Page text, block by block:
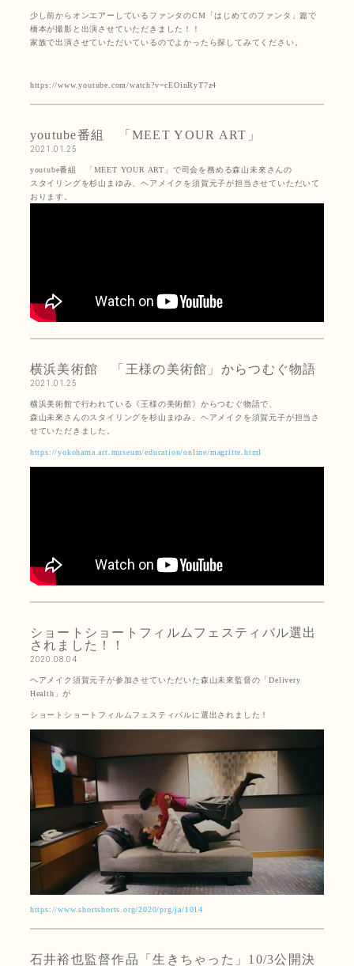
少し前からオンエアーしているファンタのCM「はじめてのファンタ」篇で
橋本が撮影と出演させていただきました！！
家族で出演させていただいているのでよかったら探してみてください。
https://www.youtube.com/watch?v=cEOinRyT7z4
youtube番組 「MEET YOUR ART」
2021.01.25
youtube番組 「MEET YOUR ART」で司会を務める森山未來さんの
スタイリングを杉山まゆみ、ヘアメイクを須賀元子が担当させていただいて
おります。
横浜美術館 「王様の美術館」からつむぐ物語
2021.01.25
横浜美術館で行われている《王様の美術館》からつむぐ物語で、
森山未來さんのスタイリングを杉山まゆみ、ヘアメイクを須賀元子が担当さ
せていただきました。
https://yokohama.art.museum/education/online/magritte.html
ショートショートフィルムフェスティバル選出
されました！！
2020.08.04
ヘアメイク須賀元子が参加させていただいた森山未來監督の「Delivery
Health」が
ショートショートフィルムフェスティバルに選出されました！
https://www.shortshorts.org/2020/prg/ja/1014
石井裕也監督作品「生きちゃった」10/3公開決